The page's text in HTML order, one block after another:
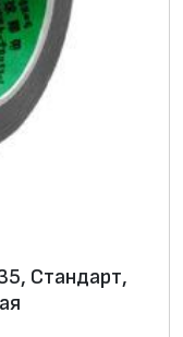
Стандарт,